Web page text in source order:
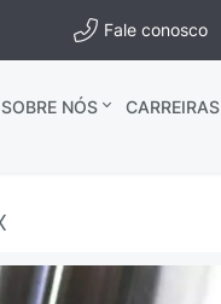
Fale conosco
SOBRE NÓS CARREIRAS